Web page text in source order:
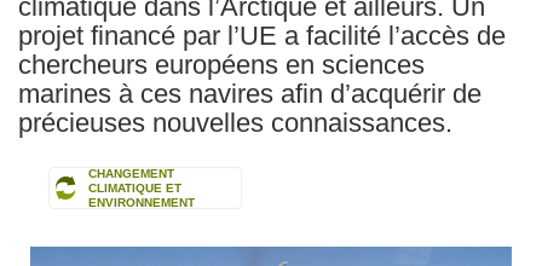
climatique dans l’Arctique et ailleurs. Un
projet financé par l’UE a facilité l’accès de
chercheurs européens en sciences
marines à ces navires afin d’acquérir de
précieuses nouvelles connaissances.
CHANGEMENT
CLIMATIQUE ET
ENVIRONNEMENT